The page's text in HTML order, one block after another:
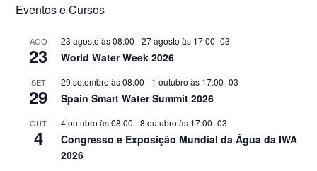
Eventos e Cursos
AGO
23
23 agosto às 08:00 -27 agosto às 17:00 -03
World Water Week 2026
SET
29
29 setembro às 08:00 - 1 outubro às 17:00 -03
Spain Smart Water Summit 2026
OUT
4
4 outubro às 08:00 -8 outubro às 17:00 -03
Congresso e Exposição Mundial da Água da IWA
2026